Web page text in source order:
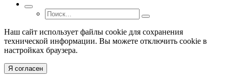
Наш сайт использует файлы cookie для сохранения
технической информации. Вы можете отключить cookie в
настройках браузера.
Я согласен